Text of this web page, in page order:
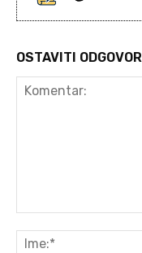
OSTAVITI ODGOVOR